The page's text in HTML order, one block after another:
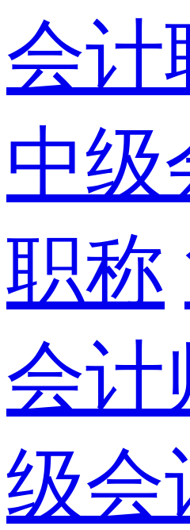
会计
中级
职称
会计
级会